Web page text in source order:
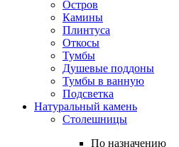
Остров
Камины
Плинтуса
Откосы
Тумбы
Душевые поддоны
Тумбы в ванную
Подсветка
Натуральный камень
Столешницы
По назначению